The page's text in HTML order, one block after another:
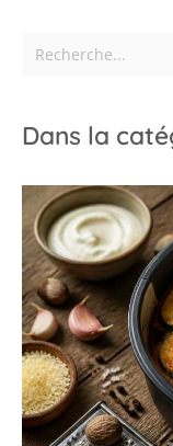
Dans la